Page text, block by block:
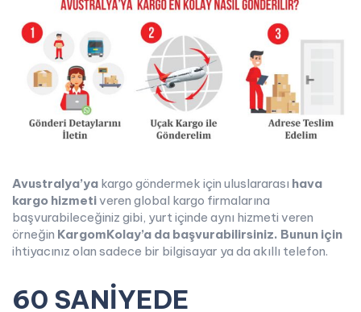
Avustralya’ya kargo göndermek için uluslararası hava
kargo hizmetiveren global kargo firmalarına
başvurabileceğiniz gibi, yurt içinde aynı hizmeti veren
örneğin KargomKolay’a da başvurabilirsiniz. Bunun için
ihtiyacınız olan sadece bir bilgisayar ya da akıllı telefon.
60 SANİYEDE